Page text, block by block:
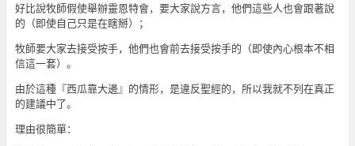
好比說牧師假使舉辦靈恩特會，要大家說方言，他們這些人也會跟著說
的（即使自己只是在瞎掰）；
牧師要大家去接受按手，他們也會前去接受按手的（即使內心根本不相
信這一套）。
由於這種『西瓜靠大邊』的情形，是違反聖經的，所以我就不列在真正
的建議中了。
理由很簡單：